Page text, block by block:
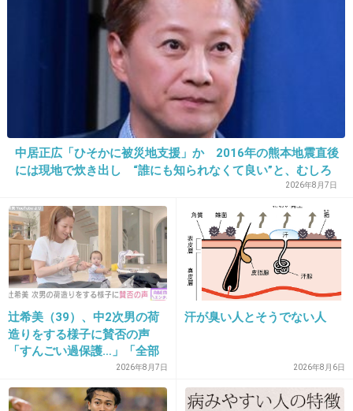
中居正広「ひそかに被災地支援」か 2016年の熊本地震直後
には現地で炊き出し “誰にも知られなくて良い”と、むしろ
2026年8月7日
辻希美（39）、中2次男の荷
造りをする様子に賛否の声
「すんごい過保護…」「全部
ママが準備してくれるんだ」
2026年8月7日
汗が臭い人とそうでない人
2026年8月6日